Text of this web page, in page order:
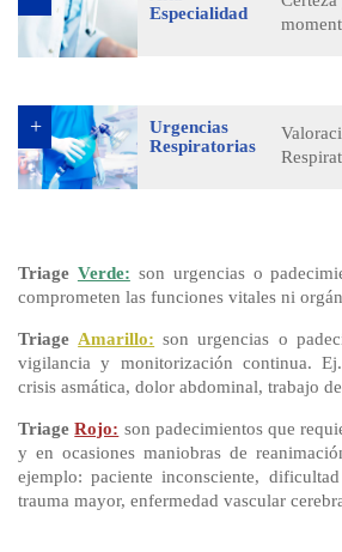
Especialidad
Urgencias
Respiratorias
Triage Verde: son urgencias o
comprometen las funciones vitales ni
Triage Amarillo: son urgencias o
vigilancia y monitorización continua.
crisis asmática, dolor abdominal, trabajo
Triage Rojo: son padecimientos que
y en ocasiones maniobras de
ejemplo: paciente inconsciente,
trauma mayor, enfermedad vascular